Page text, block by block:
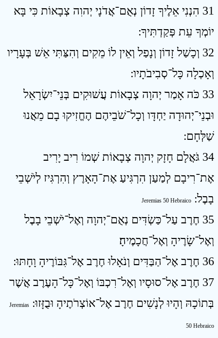
31 הִנְנִי אֵלֶיךָ זָדוֹן נְאֻם־אֲדֹנָי יְהוִה צְבָאוֹת כִּי בָּא
יוֹמְךָ עֵת פְּקַדְתִּיךָ ׃
32 וְכָשַׁל זָדוֹן וְנָפַל וְאֵין לוֹ מֵקִים וְהִצַּתִּי אֵשׁ בְּעָרָיו
וְאָכְלָה כָּל־סְבִיבֹתָיו ׃
33 כֹּה אָמַר יְהוָה צְבָאוֹת עֲשׁוּקִים בְּנֵי־יִשְׂרָאֵל
וּבְנֵי־יְהוּדָה יַחְדָּו וְכָל־שֹׁבֵיהֶם הֶחֱזִיקוּ בָם מֵאֲנוּ
שַׁלְּחָם ׃
34 גֹּאֲלָם חָזָק יְהוָה צְבָאוֹת שְׁמוֹ רִיב יָרִיב
אֶת־רִיבָם לְמַעַן הִרְגִּיעַ אֶת־הָאָרֶץ וְהִרְגִּיז לְיֹשְׁבֵי
בָבֶל ׃ Jeremias 50 Hebraico
35 חֶרֶב עַל־כַּשְׂדִּים נְאֻם־יְהוָה וְאֶל־יֹשְׁבֵי בָבֶל
וְאֶל־שָׂרֶיהָ וְאֶל־חֲכָמֶיהָ׃
36 חֶרֶב אֶל־הַבַּדִּים וְנֹאָלוּ חֶרֶב אֶל־גִּבּוֹרֶיהָ וָחָתּוּ ׃
37 חֶרֶב אֶל־סוּסָיו וְאֶל־רִכְבּוֹ וְאֶל־כָּל־הָעֶרֶב אֲשֶׁר
בְּתוֹכָהּ וְהָיוּ לְנָשִׁים חֶרֶב אֶל־אוֹצְרֹתֶיהָ וּבֻזָּזוּ ׃ Jeremias
50 Hebraico